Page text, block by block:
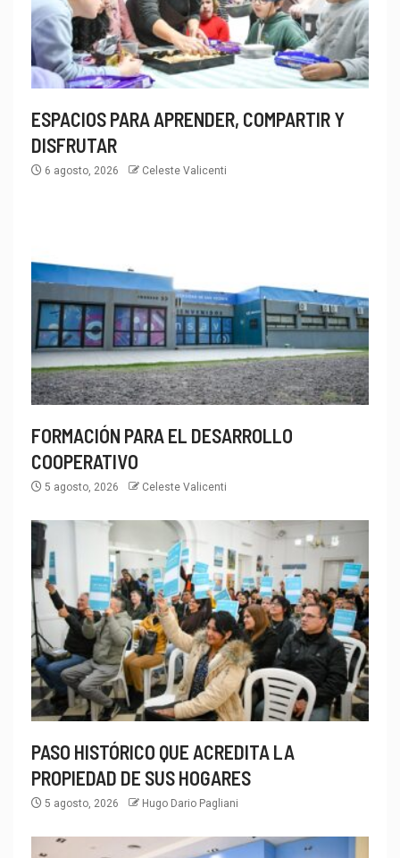
ESPACIOS PARA APRENDER, COMPARTIR Y
DISFRUTAR
6 agosto, 2026 Celeste Valicenti
FORMACIÓN PARA EL DESARROLLO
COOPERATIVO
5 agosto, 2026 Celeste Valicenti
PASO HISTÓRICO QUE ACREDITA LA
PROPIEDAD DE SUS HOGARES
5 agosto, 2026 Hugo Dario Pagliani